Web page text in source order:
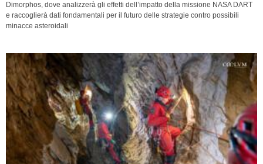
Dimorphos, dove analizzerà gli effetti dell’impatto della missione NASA DART
e raccoglierà dati fondamentali per il futuro delle strategie contro possibili
minacce asteroidali